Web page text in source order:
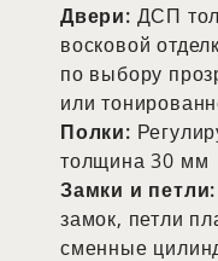
Двери: ДСП
восковой
по выбору
или
Полки:
толщина 30 мм
Замки и петли:
замок, петли
сменные